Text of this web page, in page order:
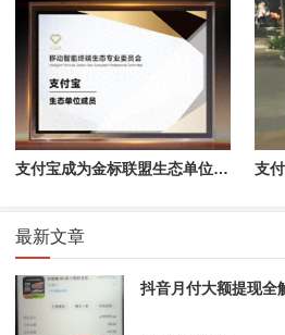
支付宝成为金标联盟生态单位成员，已有26款应用加入
最新文章
抖音月付大额提现全